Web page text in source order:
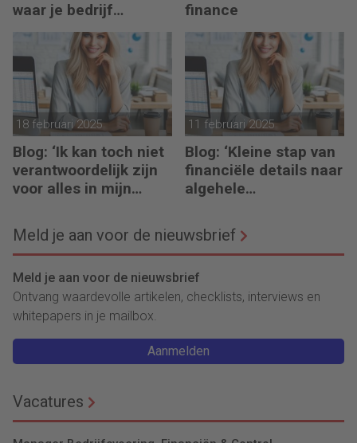
waar je bedrijf
slachtoffer van kan
finance
18 februari 2025
Blog: ‘Ik kan toch niet
verantwoordelijk zijn
voor alles in mijn
11 februari 2025
Blog: ‘Kleine stap van
financiële details naar
algehele
Meld je aan voor de nieuwsbrief
Meld je aan voor de nieuwsbrief
Ontvang waardevolle artikelen, checklists, interviews en
whitepapers in je mailbox.
Aanmelden
Vacatures